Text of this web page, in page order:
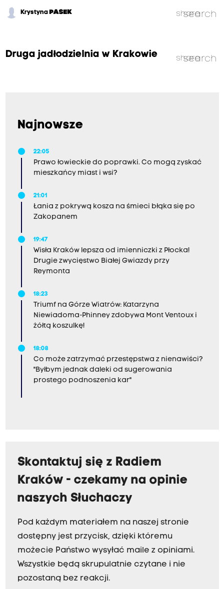
Krystyna PASEK share
search
Druga jadłodzielnia w Krakowie share
search
Najnowsze
22:05
Prawo łowieckie do poprawki. Co mogą zyskać
mieszkańcy miast i wsi?
21:01
Łania z pokrywą kosza na śmieci błąka się po
Zakopanem
19:47
Wisła Kraków lepsza od imienniczki z Płocka!
Drugie zwycięstwo Białej Gwiazdy przy
Reymonta
18:23
Triumf na Górze Wiatrów: Katarzyna
Niewiadoma-Phinney zdobywa Mont Ventoux i
żółtą koszulkę!
18:08
Co może zatrzymać przestępstwa z nienawiści?
"Byłbym jednak daleki od sugerowania
prostego podnoszenia kar"
Skontaktuj się z Radiem
Kraków - czekamy na opinie
naszych Słuchaczy
Pod każdym materiałem na naszej stronie
dostępny jest przycisk, dzięki któremu
możecie Państwo wysyłać maile z opiniami.
Wszystkie będą skrupulatnie czytane i nie
pozostaną bez reakcji.